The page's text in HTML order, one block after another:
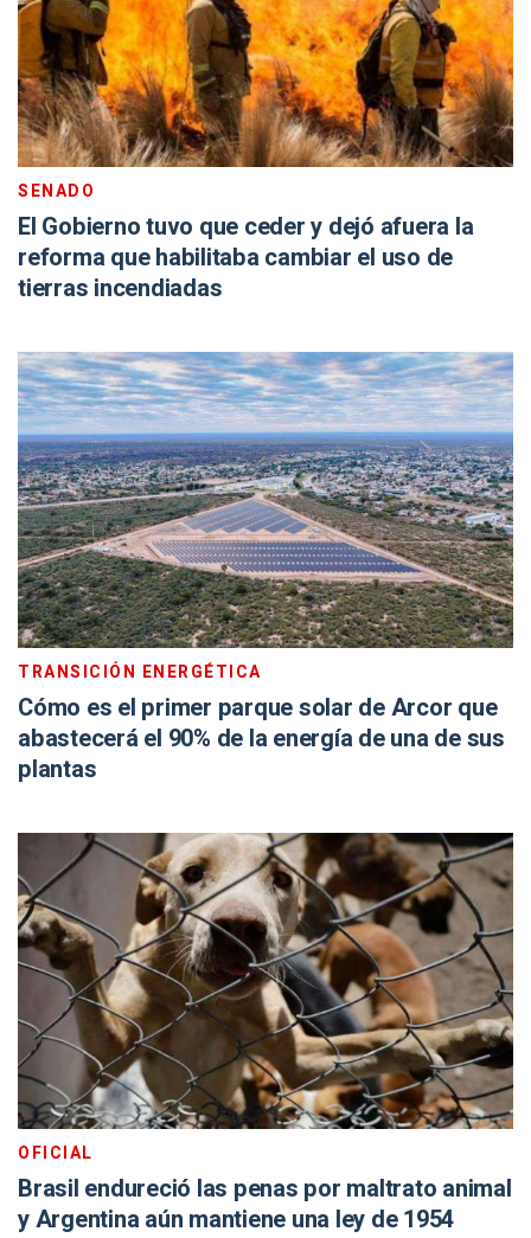
SENADO
El Gobierno tuvo que ceder y dejó afuera la
reforma que habilitaba cambiar el uso de
tierras incendiadas
TRANSICIÓN ENERGÉTICA
Cómo es el primer parque solar de Arcor que
abastecerá el 90% de la energía de una de sus
plantas
OFICIAL
Brasil endureció las penas por maltrato animal
y Argentina aún mantiene una ley de 1954